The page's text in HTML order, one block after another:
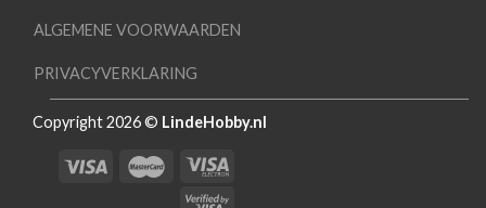
ALGEMENE VOORWAARDEN
PRIVACYVERKLARING
Copyright 2026 © LindeHobby.nl